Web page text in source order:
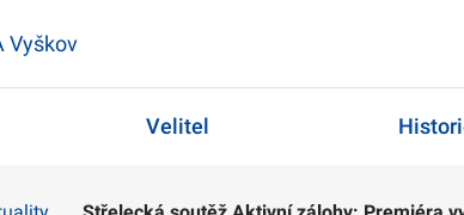
Vyškov
Velitel